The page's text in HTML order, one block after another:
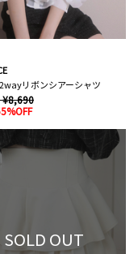
リボンシアーシャツ
¥8,690
SOLD OUT